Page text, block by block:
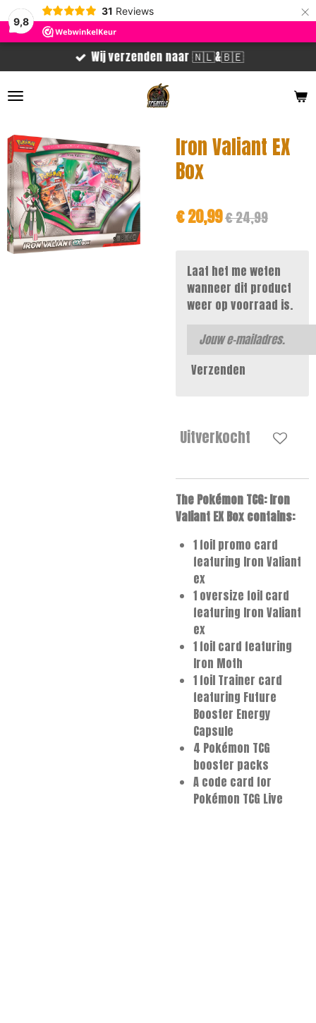
9,8
31 Reviews ×
Wij verzenden naar 🇳🇱&🇧🇪
Iron Valiant EX
Box
€ 20,99€ 24,99
Laat het me weten
wanneer dit product
weer op voorraad is.
Verzenden
Uitverkocht
The Pokémon TCG: Iron
Valiant EX Box contains:
1 foil promo card
featuring Iron Valiant
ex
1 oversize foil card
featuring Iron Valiant
ex
1 foil card featuring
Iron Moth
1 foil Trainer card
featuring Future
Booster Energy
Capsule
4 Pokémon TCG
booster packs
A code card for
Pokémon TCG Live